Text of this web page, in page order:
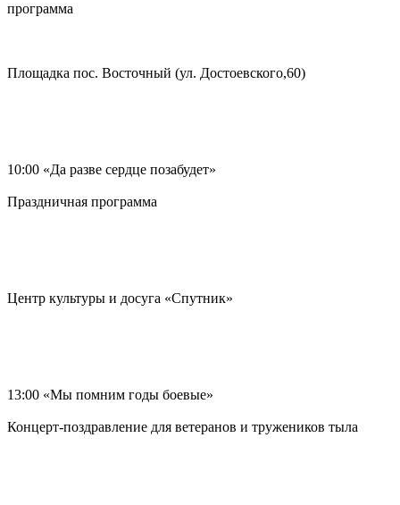
программа
Площадка пос. Восточный (ул. Достоевского,60)
10:00 «Да разве сердце позабудет»
Праздничная программа
Центр культуры и досуга «Спутник»
13:00 «Мы помним годы боевые»
Концерт-поздравление для ветеранов и тружеников тыла